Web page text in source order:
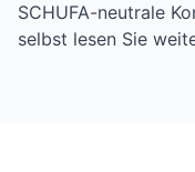
SCHUFA-neutrale
selbst lesen Sie